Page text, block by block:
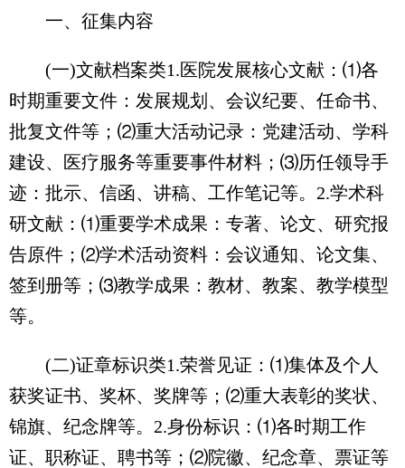
一、征集内容
(一)文献档案类1.医院发展核心文献：⑴各
时期重要文件：发展规划、会议纪要、任命书、
批复文件等；⑵重大活动记录：党建活动、学科
建设、医疗服务等重要事件材料；⑶历任领导手
迹：批示、信函、讲稿、工作笔记等。2.学术科
研文献：⑴重要学术成果：专著、论文、研究报
告原件；⑵学术活动资料：会议通知、论文集、
签到册等；⑶教学成果：教材、教案、教学模型
等。
(二)证章标识类1.荣誉见证：⑴集体及个人
获奖证书、奖杯、奖牌等；⑵重大表彰的奖状、
锦旗、纪念牌等。2.身份标识：⑴各时期工作
证、职称证、聘书等；⑵院徽、纪念章、票证等